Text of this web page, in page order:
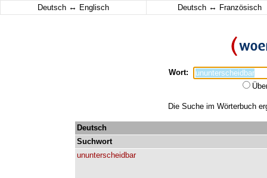
Deutsch ↔ Englisch Deutsch ↔ Französisch
Wort:
Die Suche im Wörterbuch
Deutsch
Suchwort
ununterscheidbar